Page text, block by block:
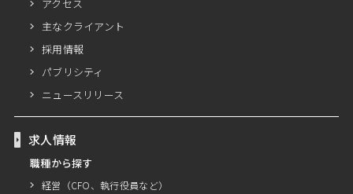
アクセス
主なクライアント
採用情報
パブリシティ
ニュースリリース
求人情報
職種から探す
経営（CFO、執行役員など）